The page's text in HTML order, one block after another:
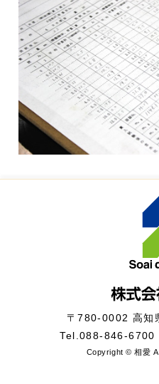
〒780-0002 高知
Tel.088-846-6700
Copyright © 相愛